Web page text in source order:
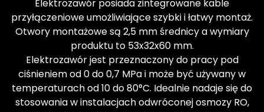
Elektrozawór posiada zintegrowane kable
przyłączeniowe umożliwiające szybki i łatwy montaż.
Otwory montażowe są 2,5 mm średnicy a wymiary
produktu to 53x32x60 mm.
Elektrozawór jest przeznaczony do pracy pod
ciśnieniem od 0 do 0,7 MPa i może być używany w
temperaturach od 10 do 80°C. Idealnie nadaje się do
stosowania w instalacjach odwróconej osmozy RO,